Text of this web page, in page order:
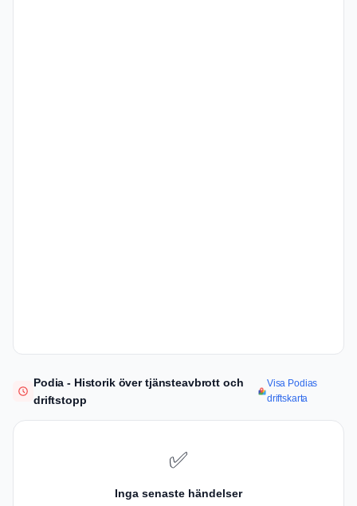
Podia - Historik över tjänsteavbrott och
driftstopp
Visa Podias
driftskarta
✅
Inga senaste händelser